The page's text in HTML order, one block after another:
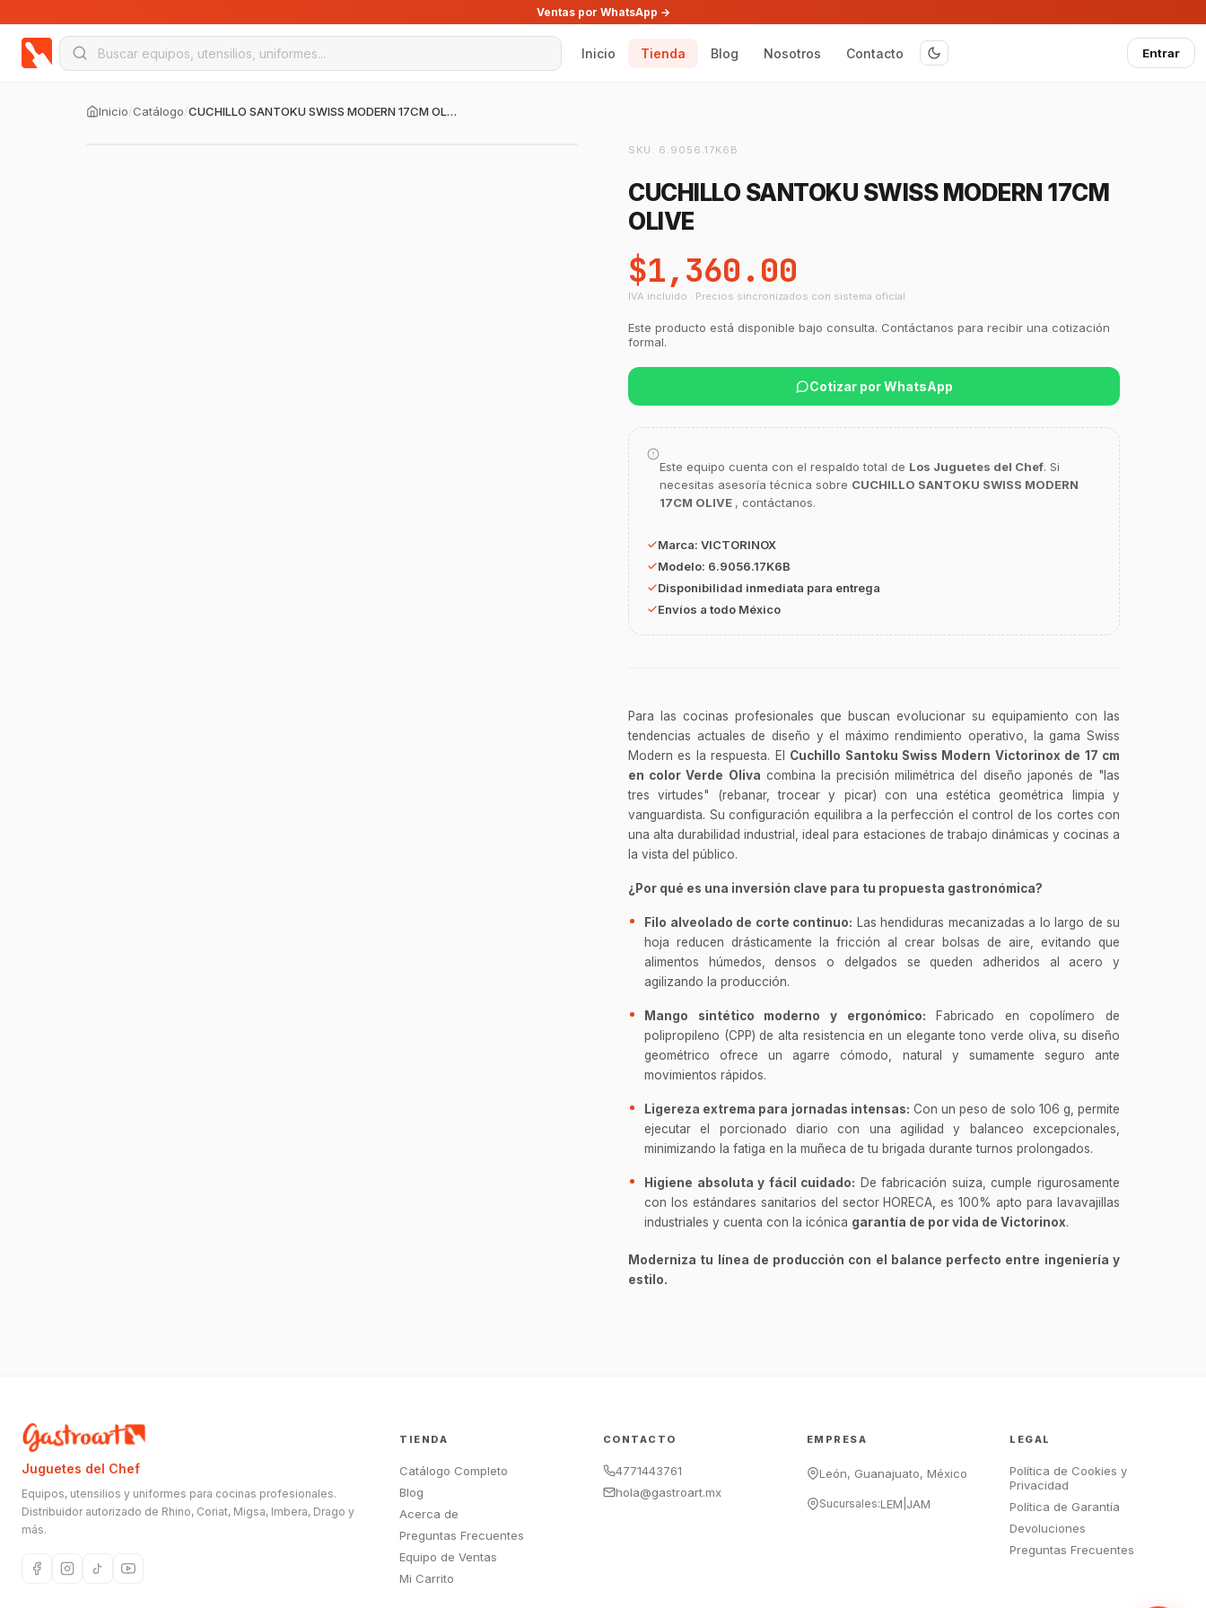
Ventas por WhatsApp →
Inicio Tienda Blog Nosotros Contacto Entrar
Inicio/Catálogo/ CUCHILLO SANTOKU SWISS MODERN 17CM OLIVE
SKU: 6.9056.17K6B
CUCHILLO SANTOKU SWISS MODERN 17CM
OLIVE
$1,360.00
IVA incluido · Precios sincronizados con sistema oficial
Este producto está disponible bajo consulta. Contáctanos para recibir una cotización
formal.
Cotizar por WhatsApp
Este equipo cuenta con el respaldo total de Los Juguetes del Chef. Si
necesitas asesoría técnica sobre CUCHILLO SANTOKU SWISS MODERN
17CM OLIVE , contáctanos.
Marca: VICTORINOX
Modelo: 6.9056.17K6B
Disponibilidad inmediata para entrega
Envíos a todo México
Para las cocinas profesionales que buscan evolucionar su equipamiento con las
tendencias actuales de diseño y el máximo rendimiento operativo, la gama Swiss
Modern es la respuesta. El Cuchillo Santoku Swiss Modern Victorinox de 17 cm
en color Verde Oliva combina la precisión milimétrica del diseño japonés de "las
tres virtudes" (rebanar, trocear y picar) con una estética geométrica limpia y
vanguardista. Su configuración equilibra a la perfección el control de los cortes con
una alta durabilidad industrial, ideal para estaciones de trabajo dinámicas y cocinas a
la vista del público.
¿Por qué es una inversión clave para tu propuesta gastronómica?
Filo alveolado de corte continuo: Las hendiduras mecanizadas a lo largo de su
hoja reducen drásticamente la fricción al crear bolsas de aire, evitando que
alimentos húmedos, densos o delgados se queden adheridos al acero y
agilizando la producción.
Mango sintético moderno y ergonómico: Fabricado en copolímero de
polipropileno (CPP) de alta resistencia en un elegante tono verde oliva, su diseño
geométrico ofrece un agarre cómodo, natural y sumamente seguro ante
movimientos rápidos.
Ligereza extrema para jornadas intensas: Con un peso de solo 106 g, permite
ejecutar el porcionado diario con una agilidad y balanceo excepcionales,
minimizando la fatiga en la muñeca de tu brigada durante turnos prolongados.
Higiene absoluta y fácil cuidado: De fabricación suiza, cumple rigurosamente
con los estándares sanitarios del sector HORECA, es 100% apto para lavavajillas
industriales y cuenta con la icónica garantía de por vida de Victorinox.
Moderniza tu línea de producción con el balance perfecto entre ingeniería y
estilo.
GastroBot
Asesor Chef Online
Métodos de envío y entrega
Ver sucursales y contacto
Juguetes del Chef
Equipos, utensilios y uniformes para cocinas profesionales.
Distribuidor autorizado de Rhino, Coriat, Migsa, Imbera, Drago y
más.
TIENDA
Catálogo Completo
Blog
Acerca de
Preguntas Frecuentes
Equipo de Ventas
Mi Carrito
CONTACTO
4771443761
hola@gastroart.mx
EMPRESA
León, Guanajuato, México
Sucursales:LEM JAM
LEGAL
Política de Cookies y
Privacidad
Política de Garantía
Devoluciones
Preguntas Frecuentes